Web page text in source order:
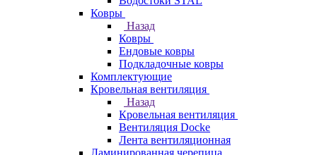
Ковры
Назад
Ковры
Ендовые ковры
Подкладочные ковры
Комплектующие
Кровельная вентиляция
Назад
Кровельная вентиляция
Вентиляция Docke
Лента вентиляционная
Ламинированная черепица